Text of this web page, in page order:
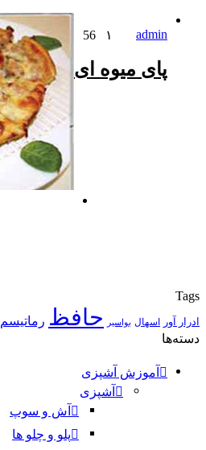
admin ۱
پای میوه ای
Tags
ادرار آور اسهال بواسیر حافظ رماتیسم
دسته‌ها
آموزش آشپزی
آشپزی
آش و سوپ
پلو و چلو ها